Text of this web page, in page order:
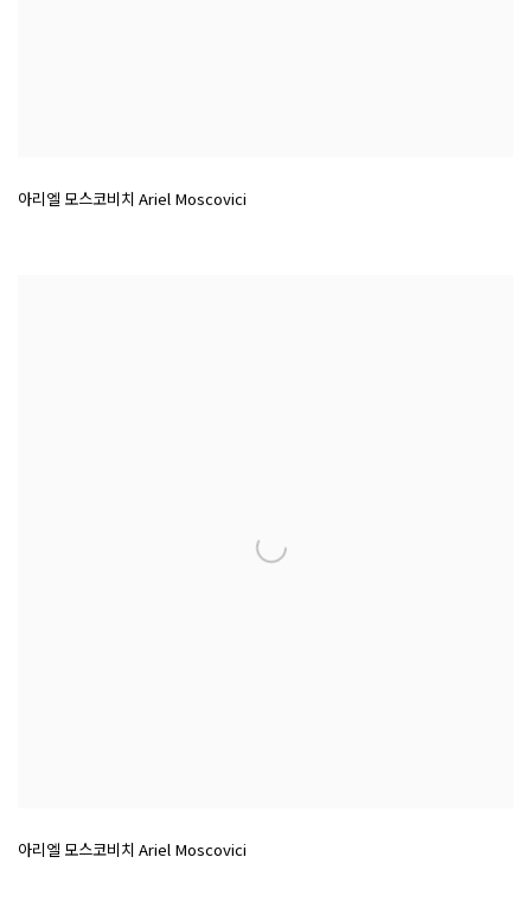
아리엘 모스코비치 Ariel Moscovici
아리엘 모스코비치 Ariel Moscovici